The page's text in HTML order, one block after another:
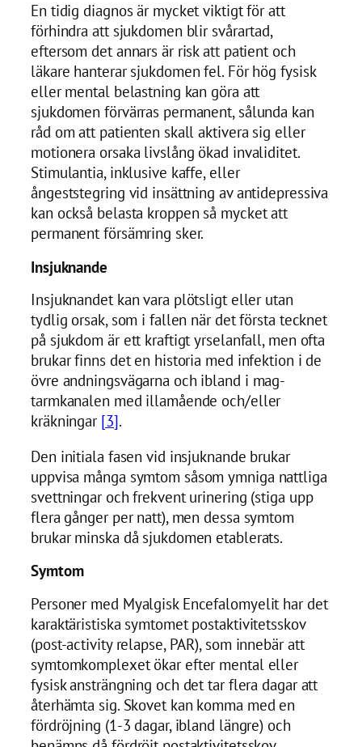
En tidig diagnos är mycket viktigt för att
förhindra att sjukdomen blir svårartad,
eftersom det annars är risk att patient och
läkare hanterar sjukdomen fel. För hög fysisk
eller mental belastning kan göra att
sjukdomen förvärras permanent, sålunda kan
råd om att patienten skall aktivera sig eller
motionera orsaka livslång ökad invaliditet.
Stimulantia, inklusive kaffe, eller
ångeststegring vid insättning av antidepressiva
kan också belasta kroppen så mycket att
permanent försämring sker.
Insjuknande
Insjuknandet kan vara plötsligt eller utan
tydlig orsak, som i fallen när det första tecknet
på sjukdom är ett kraftigt yrselanfall, men ofta
brukar finns det en historia med infektion i de
övre andningsvägarna och ibland i mag-
tarmkanalen med illamående och/eller
kräkningar [3].
Den initiala fasen vid insjuknande brukar
uppvisa många symtom såsom ymniga nattliga
svettningar och frekvent urinering (stiga upp
flera gånger per natt), men dessa symtom
brukar minska då sjukdomen etablerats.
Symtom
Personer med Myalgisk Encefalomyelit har det
karaktäristiska symtomet postaktivitetsskov
(post-activity relapse, PAR), som innebär att
symtomkomplexet ökar efter mental eller
fysisk ansträngning och det tar flera dagar att
återhämta sig. Skovet kan komma med en
fördröjning (1-3 dagar, ibland längre) och